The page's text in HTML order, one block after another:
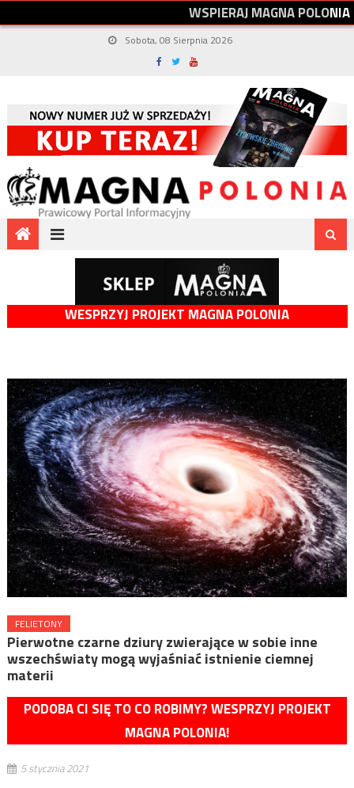
WSPIERAJMAGNAPOLONIA
Sobota, 08 Sierpnia 2026
WESPRZYJ PROJEKT MAGNA POLONIA
FELIETONY
Pierwotne czarne dziury zwierające w sobie inne
wszechświaty mogą wyjaśniać istnienie ciemnej
materii
PODOBA CI SIĘ TO CO ROBIMY? WESPRZYJ PROJEKT
MAGNA POLONIA!
5 stycznia 2021